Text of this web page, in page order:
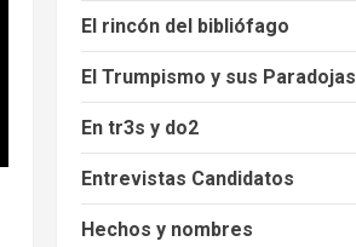
El rincón del bibliófago
El Trumpismo y sus Paradojas
En tr3s y do2
Entrevistas Candidatos
Hechos y nombres